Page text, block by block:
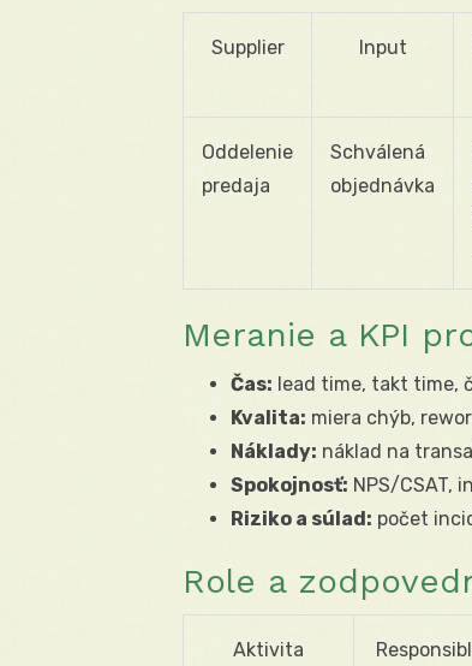
Supplier Input
Oddelenie
predaja
Schválená
objednávka
Meranie a KPI
Čas: lead time, takt time,
Kvalita: miera chýb,
Náklady: náklad na
Spokojnosť: NPS/CSAT,
Riziko a súlad: počet
Role a
Aktivita